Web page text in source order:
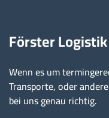
Förster
Wenn es um
Transporte, oder
bei uns genau richtig.